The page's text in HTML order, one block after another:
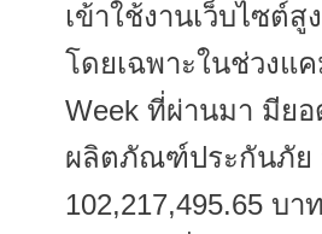
เข้าใช้งานเว็บไซต์สู
โดยเฉพาะในช่วงแ
Week ที่ผ่านมา มีย
ผลิตภัณฑ์ประกันภัย
102,217,495.65 บา